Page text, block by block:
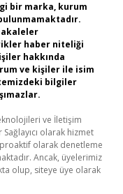
bir marka, kurum
haber niteliği
hakkında
ve kişiler ile isim
bilgiler
ve İletişim
olarak hizmet
olarak denetleme
Ancak, üyelerimiz
olup, siteye üye olarak